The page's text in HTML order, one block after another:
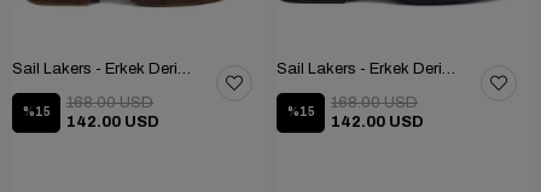
%15
142.00 USD
168.00 USD
%15
142.00 USD
168.00 USD